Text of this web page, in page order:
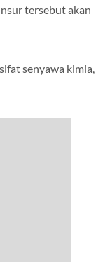
tersebut akan
senyawa kimia,